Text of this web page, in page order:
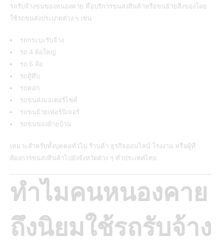
รถรับจ้างขนของหนองคาย คือบริการขนส่งสินค้าหรือขนย้ายสิ่งของโดย
ใช้รถขนส่งประเภทต่าง ๆ เช่น
รถกระบะรับจ้าง
รถ 4 ล้อใหญ่
รถ 6 ล้อ
รถตู้ทึบ
รถคอก
รถขนส่งมอเตอร์ไซค์
รถขนย้ายเฟอร์นิเจอร์
รถขนของย้ายบ้าน
เหมาะสำหรับทั้งบุคคลทั่วไป ร้านค้า ธุรกิจออนไลน์ โรงงาน หรือผู้ที่
ต้องการขนส่งสินค้าไปยังจังหวัดต่าง ๆ ทั่วประเทศไทย
ทำไมคนหนองคาย
ถึงนิยมใช้รถรับจ้าง